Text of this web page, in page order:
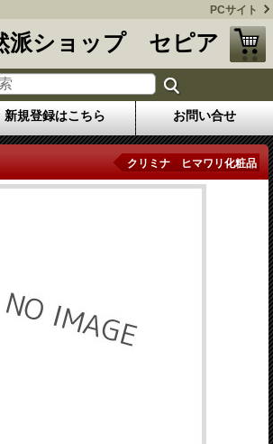
PCサイト
派ショップ セピア
新規登録はこちら お問い合せ
クリミナ ヒマワリ化粧品